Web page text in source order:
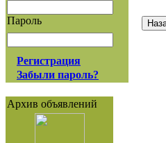
Пароль
Регистрация
Забыли пароль?
Архив объявлений